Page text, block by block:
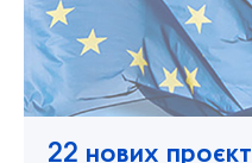
22 нових